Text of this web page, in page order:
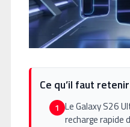
Ce qu’il faut
1 Le Galaxy S26
recharge rapide